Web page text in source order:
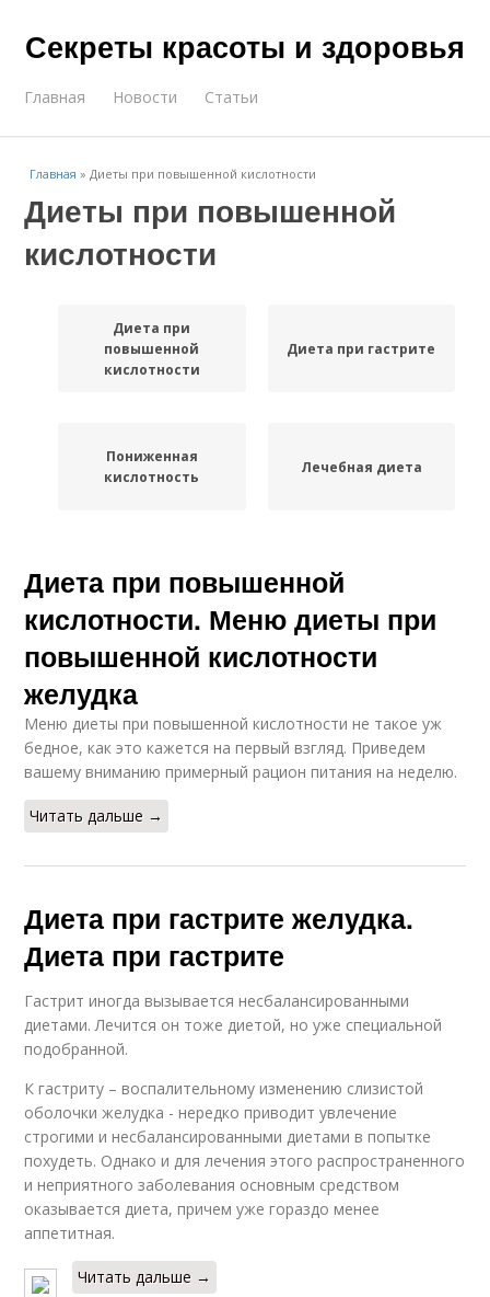
Секреты красоты и здоровья
Главная Новости Статьи
Главная »Диеты при повышенной кислотности
Диеты при повышенной
кислотности
Диета при
повышенной
кислотности
Диета при гастрите
Пониженная
кислотность
Лечебная диета
Диета при повышенной
кислотности. Меню диеты при
повышенной кислотности
желудка
Меню диеты при повышенной кислотности не такое уж
бедное, как это кажется на первый взгляд. Приведем
вашему вниманию примерный рацион питания на неделю.
Читать дальше →
Диета при гастрите желудка.
Диета при гастрите
Гастрит иногда вызывается несбалансированными
диетами. Лечится он тоже диетой, но уже специальной
подобранной.
К гастриту – воспалительному изменению слизистой
оболочки желудка - нередко приводит увлечение
строгими и несбалансированными диетами в попытке
похудеть. Однако и для лечения этого распространенного
и неприятного заболевания основным средством
оказывается диета, причем уже гораздо менее
аппетитная.
Читать дальше →